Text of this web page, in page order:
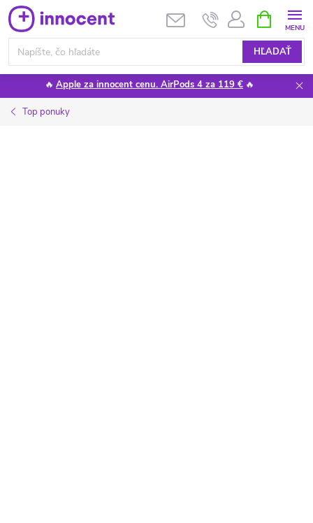
Prejsť
na
obsah
HĽADAŤ
KOŠÍK
🔥 Apple za innocent cenu. AirPods 4 za 119 € 🔥
Top ponuky